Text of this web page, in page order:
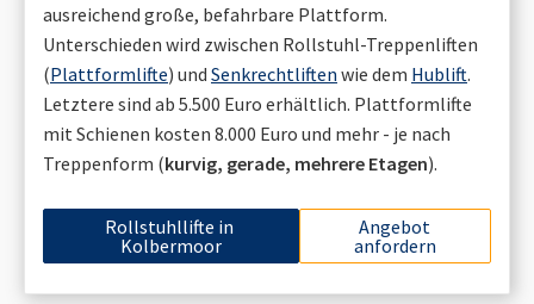
ausreichend große, befahrbare Plattform.
Unterschieden wird zwischen Rollstuhl-Treppenliften
(Plattformlifte) und Senkrechtliften wie dem Hublift.
Letztere sind ab 5.500 Euro erhältlich. Plattformlifte
mit Schienen kosten 8.000 Euro und mehr - je nach
Treppenform (kurvig, gerade, mehrere Etagen).
Rollstuhllifte in
Kolbermoor
Angebot
anfordern